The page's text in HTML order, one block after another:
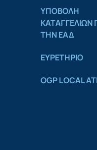
YΠΟΒΟΛΗ
ΚΑΤΑΓΓΕΛΙΩΝ
ΤΗΝ ΕΑΔ
ΕΥΡΕΤΗΡΙΟ
OGP LOCAL